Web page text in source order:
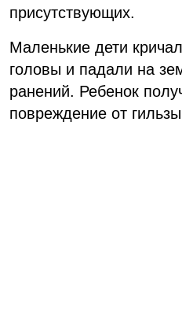
присутствующих.
Маленькие дети
головы и падали на
ранений. Ребенок
повреждение от